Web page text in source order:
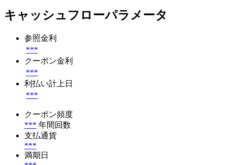
キャッシュフローパラメータ
参照金利
***
クーポン金利
***
利払い計上日
***
クーポン頻度
*** 年間回数
支払通貨
***
満期日